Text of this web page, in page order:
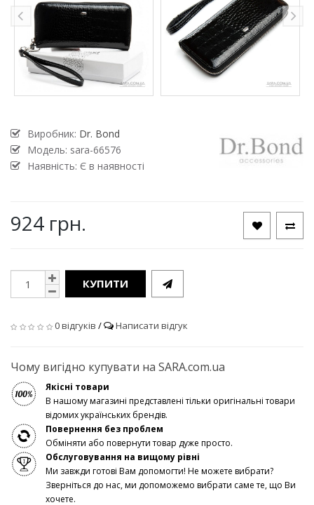
Виробник: Dr. Bond
Модель: sara-66576
Наявність: Є в наявності
924 грн.
КУПИТИ
0 відгуків / Написати відгук
Чому вигідно купувати на SARA.com.ua
Якісні товари
В нашому магазині представлені тільки оригінальні товари
відомих українських брендів.
Повернення без проблем
Обміняти або повернути товар дуже просто.
Обслуговування на вищому рівні
Ми завжди готові Вам допомогти! Не можете вибрати?
Зверніться до нас, ми допоможемо вибрати саме те, що Ви
хочете.